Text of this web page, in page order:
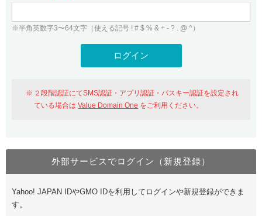
WHOIS検索
Value Domainにログイン
おすすめ One レンタルサーバーを含む最新の機能を使う方
Value Domain Oneにログイン
Value Domain Oneアカウント作成
※半角英数字3〜64文字（使える記号 ! # $ % & + - ? . @ ^）
２段階認証にてSMS認証・アプリ認証・パスキー認証を設定され
ている場合はValue Domain One をご利用ください。
外部サービスでログイン（新規登録）
Yahoo! JAPAN IDやGMO IDを利用してログインや新規登録ができま
す。